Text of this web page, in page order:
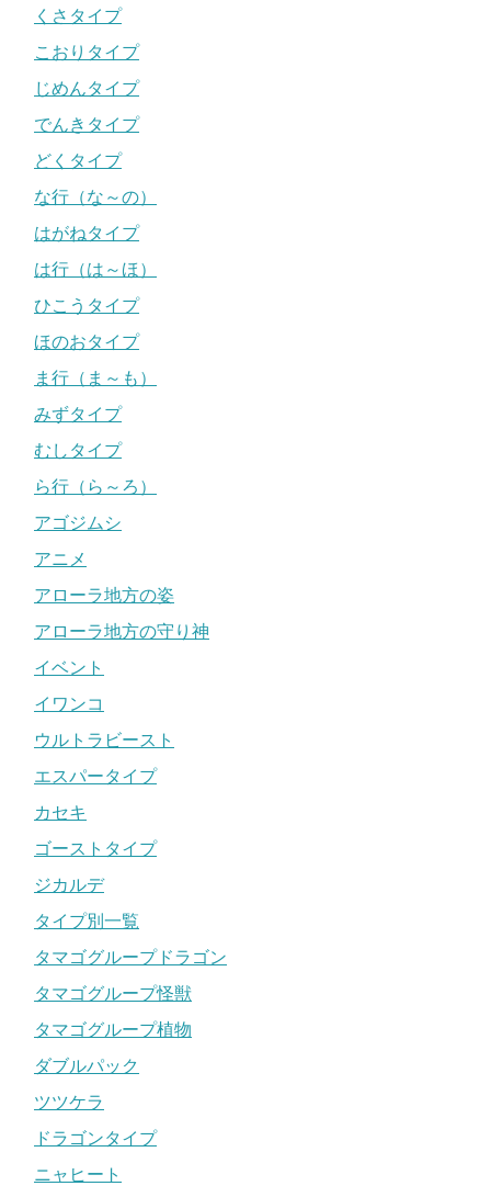
くさタイプ
こおりタイプ
じめんタイプ
でんきタイプ
どくタイプ
な行（な～の）
はがねタイプ
は行（は～ほ）
ひこうタイプ
ほのおタイプ
ま行（ま～も）
みずタイプ
むしタイプ
ら行（ら～ろ）
アゴジムシ
アニメ
アローラ地方の姿
アローラ地方の守り神
イベント
イワンコ
ウルトラビースト
エスパータイプ
カセキ
ゴーストタイプ
ジカルデ
タイプ別一覧
タマゴグループドラゴン
タマゴグループ怪獣
タマゴグループ植物
ダブルパック
ツツケラ
ドラゴンタイプ
ニャヒート